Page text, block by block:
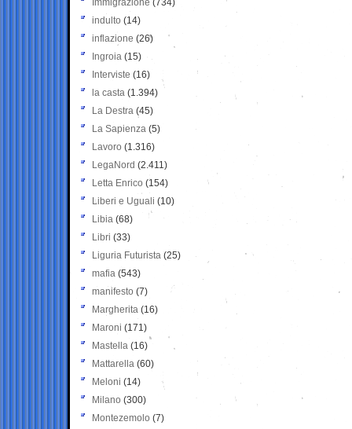
Immigrazione (734)
indulto (14)
inflazione (26)
Ingroia (15)
Interviste (16)
la casta (1.394)
La Destra (45)
La Sapienza (5)
Lavoro (1.316)
LegaNord (2.411)
Letta Enrico (154)
Liberi e Uguali (10)
Libia (68)
Libri (33)
Liguria Futurista (25)
mafia (543)
manifesto (7)
Margherita (16)
Maroni (171)
Mastella (16)
Mattarella (60)
Meloni (14)
Milano (300)
Montezemolo (7)